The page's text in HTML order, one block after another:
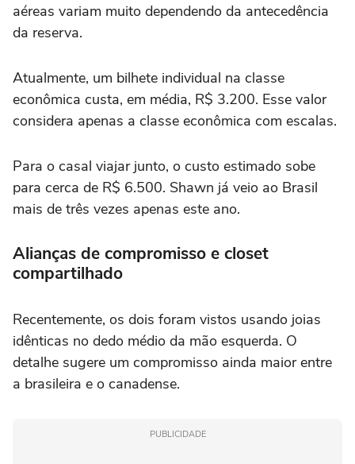
aéreas variam muito dependendo da antecedência
da reserva.
Atualmente, um bilhete individual na classe
econômica custa, em média, R$ 3.200. Esse valor
considera apenas a classe econômica com escalas.
Para o casal viajar junto, o custo estimado sobe
para cerca de R$ 6.500. Shawn já veio ao Brasil
mais de três vezes apenas este ano.
Alianças de compromisso e closet
compartilhado
Recentemente, os dois foram vistos usando joias
idênticas no dedo médio da mão esquerda. O
detalhe sugere um compromisso ainda maior entre
a brasileira e o canadense.
PUBLICIDADE